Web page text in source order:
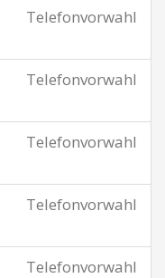
Telefonvorwahl
Telefonvorwahl
Telefonvorwahl
Telefonvorwahl
Telefonvorwahl